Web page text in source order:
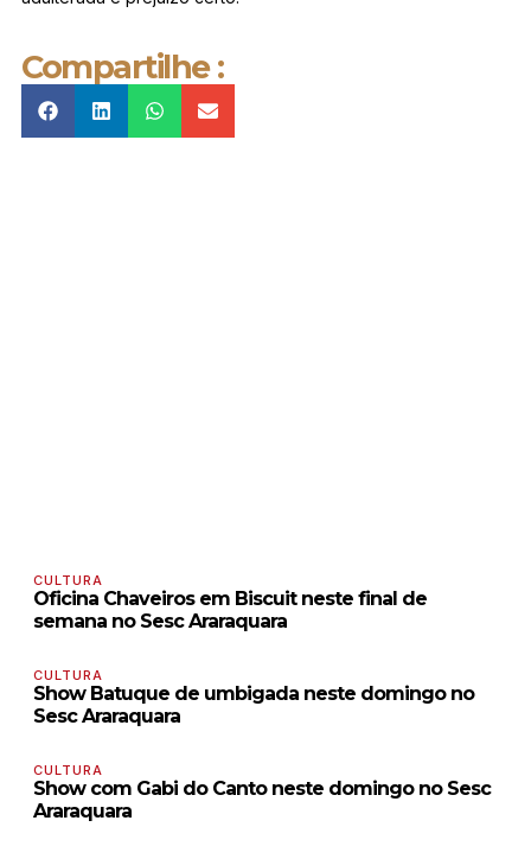
Compartilhe :
CULTURA
Oficina Chaveiros em Biscuit neste final de
semana no Sesc Araraquara
CULTURA
Show Batuque de umbigada neste domingo no
Sesc Araraquara
CULTURA
Show com Gabi do Canto neste domingo no Sesc
Araraquara